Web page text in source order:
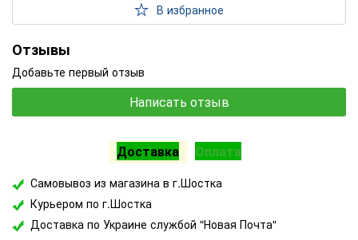
В избранное
Отзывы
Добавьте первый отзыв
Написать отзыв
Доставка Оплата
Самовывоз из магазина в г.Шостка
Курьером по г.Шостка
Доставка по Украине службой "Новая Почта"